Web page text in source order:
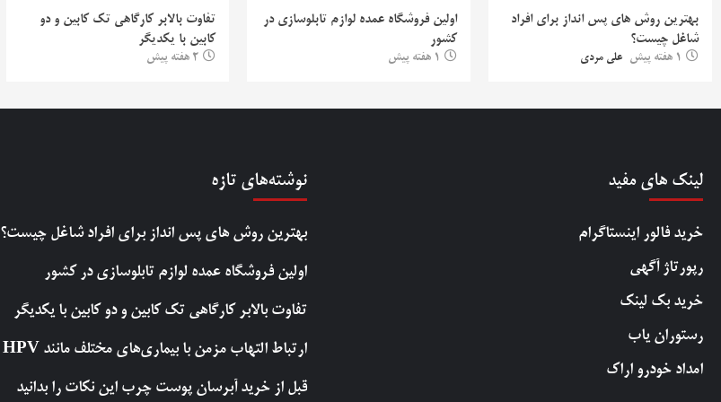
بهترین روش‌ های پس‌ انداز برای افراد
شاغل چیست؟
1 هفته پیش علی مردی
اولین فروشگاه عمده لوازم تابلوسازی در
کشور
1 هفته پیش
تفاوت بالابر کارگاهی تک کابین و دو
کابین با یکدیگر
2 هفته پیش
لینک های مفید
خرید فالور اینستاگرام
رپورتاژ آگهی
خرید بک لینک
رستوران یاب
امداد خودرو اراک
نوشته‌های تازه
بهترین روش‌ های پس‌ انداز برای افراد شاغل چیست؟
اولین فروشگاه عمده لوازم تابلوسازی در کشور
تفاوت بالابر کارگاهی تک کابین و دو کابین با یکدیگر
ارتباط التهاب مزمن با بیماری‌های مختلف مانند HPV
قبل از خرید آبرسان پوست چرب این نکات را بدانید